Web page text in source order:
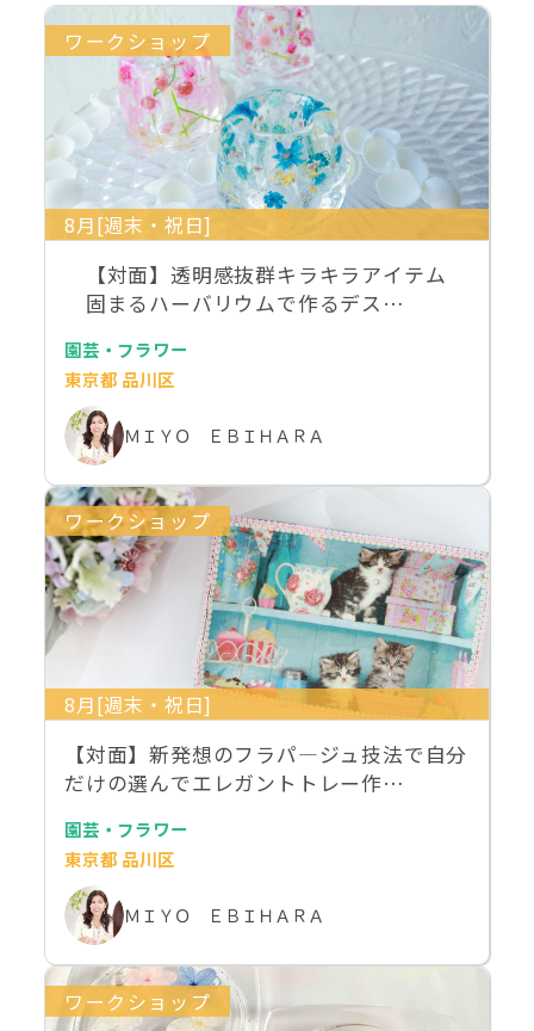
ワークショップ
8月[週末・祝日]
【対面】透明感抜群キラキラアイテム
固まるハーバリウムで作るデス…
園芸・フラワー
東京都 品川区
ＭＩＹＯ ＥＢＩＨＡＲＡ
ワークショップ
8月[週末・祝日]
【対面】新発想のフラパ―ジュ技法で自分
だけの選んでエレガントトレー作…
園芸・フラワー
東京都 品川区
ＭＩＹＯ ＥＢＩＨＡＲＡ
ワークショップ